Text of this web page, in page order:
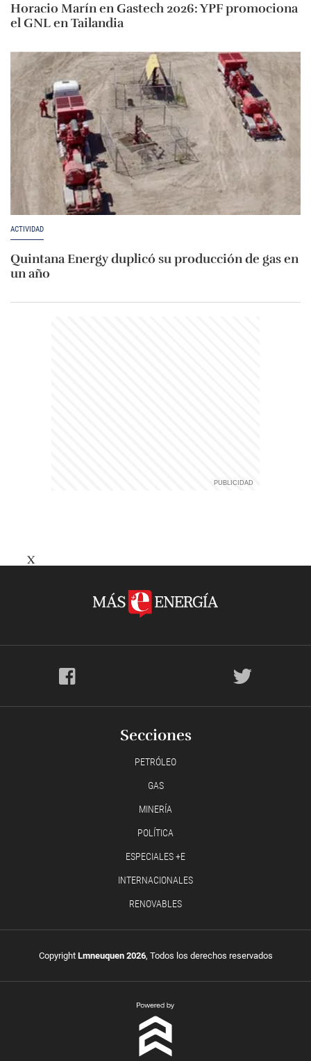
Horacio Marín en Gastech 2026: YPF promociona
el GNL en Tailandia
ACTIVIDAD
Quintana Energy duplicó su producción de gas en
un año
X
Secciones
PETRÓLEO
GAS
MINERÍA
POLÍTICA
ESPECIALES +E
INTERNACIONALES
RENOVABLES
Copyright Lmneuquen 2026, Todos los derechos reservados